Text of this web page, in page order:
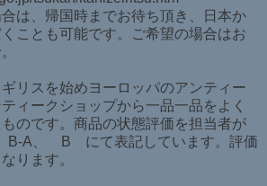
は、帰国時までお待ち頂き、日本か
ことも可能です。ご希望の場合はお
リスを始めヨーロッパのアンティー
ィークショップから一品一品をよく
のです。商品の状態評価を担当者が
A、 B にて表記しています。評価
ります。